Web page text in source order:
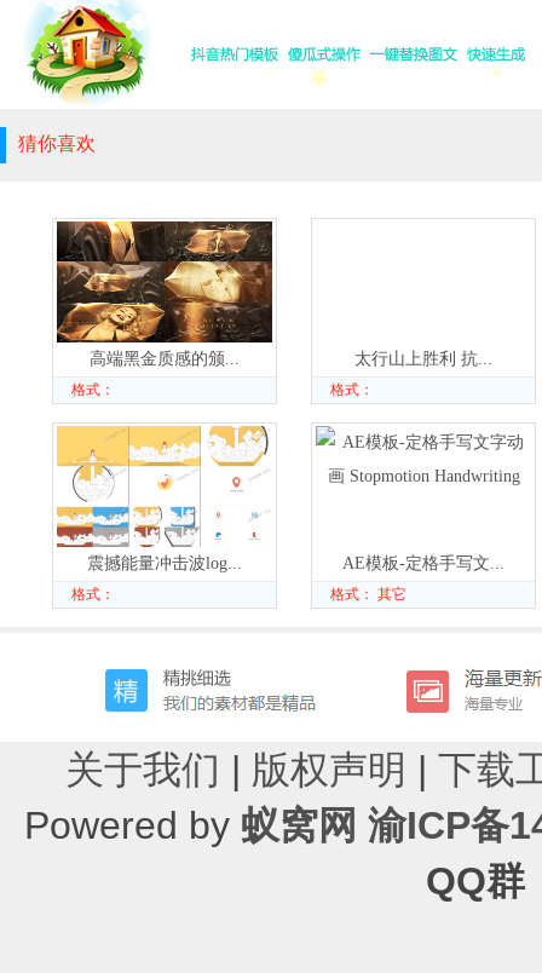
猜你喜欢
高端黑金质感的颁...
格式：
太行山上胜利 抗...
格式：
震撼能量冲击波log...
格式：
AE模板-定格手写文...
格式： 其它
关于我们 | 版权声明 | 下载
Powered by 蚁窝网 渝ICP备
QQ群